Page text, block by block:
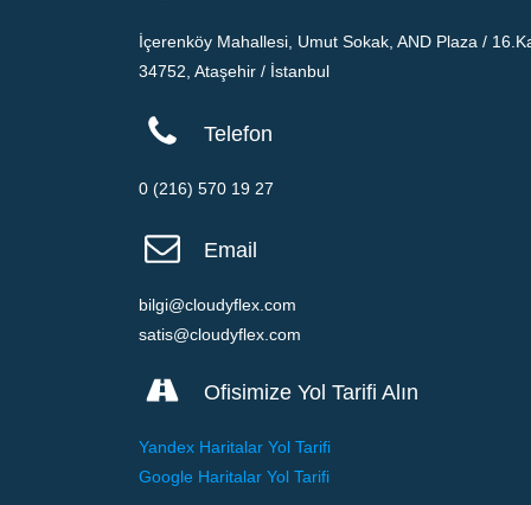
İçerenköy Mahallesi, Umut Sokak, AND Plaza /
34752, Ataşehir / İstanbul
Telefon
0 (216) 570 19 27
Email
bilgi@cloudyflex.com
satis@cloudyflex.com
Ofisimize Yol Tarifi Alın
Yandex Haritalar Yol Tarifi
Google Haritalar Yol Tarifi